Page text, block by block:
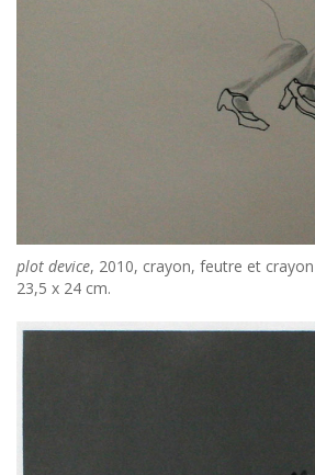
plot device, 2010, crayon, feutre et
23,5 x 24 cm.